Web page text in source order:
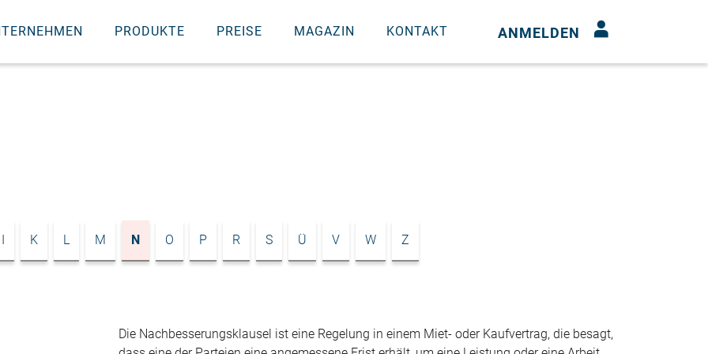
PRODUKTE PREISE MAGAZIN KONTAKT ANMELDEN
I K L M N O P R S Ü V W Z
Die Nachbesserungsklausel ist eine Regelung in einem Miet- oder Kaufvertrag, die besagt,